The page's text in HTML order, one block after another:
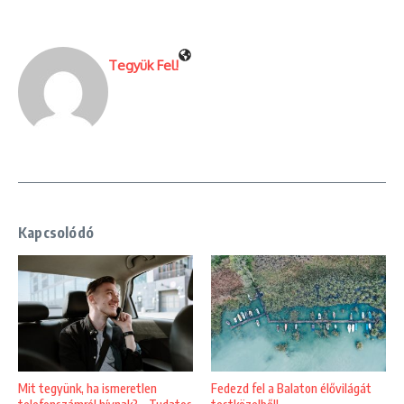
Tegyük Fel!
Kapcsolódó
Mit tegyünk, ha ismeretlen
Fedezd fel a Balaton élővilágát